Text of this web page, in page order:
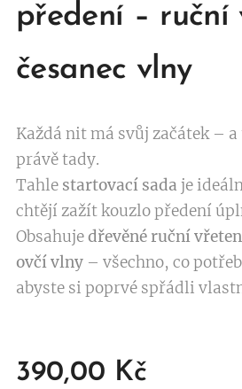
předení – ruční
česanec vlny
Každá nit má svůj začátek –
právě tady.
Tahle startovací sada je
chtějí zažít kouzlo předení
Obsahujedřevěné ruční
ovčí vlny – všechno, co
abyste si poprvé spřádli
390,00 Kč